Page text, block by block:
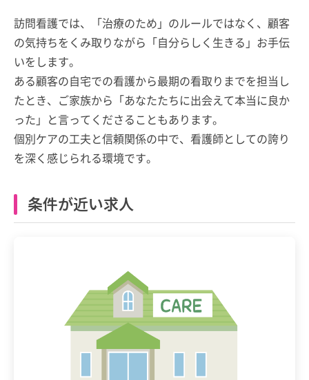
訪問看護では、「治療のため」のルールではなく、顧客
の気持ちをくみ取りながら「自分らしく生きる」お手伝
いをします。
ある顧客の自宅での看護から最期の看取りまでを担当し
たとき、ご家族から「あなたたちに出会えて本当に良か
った」と言ってくださることもあります。
個別ケアの工夫と信頼関係の中で、看護師としての誇り
を深く感じられる環境です。
条件が近い求人